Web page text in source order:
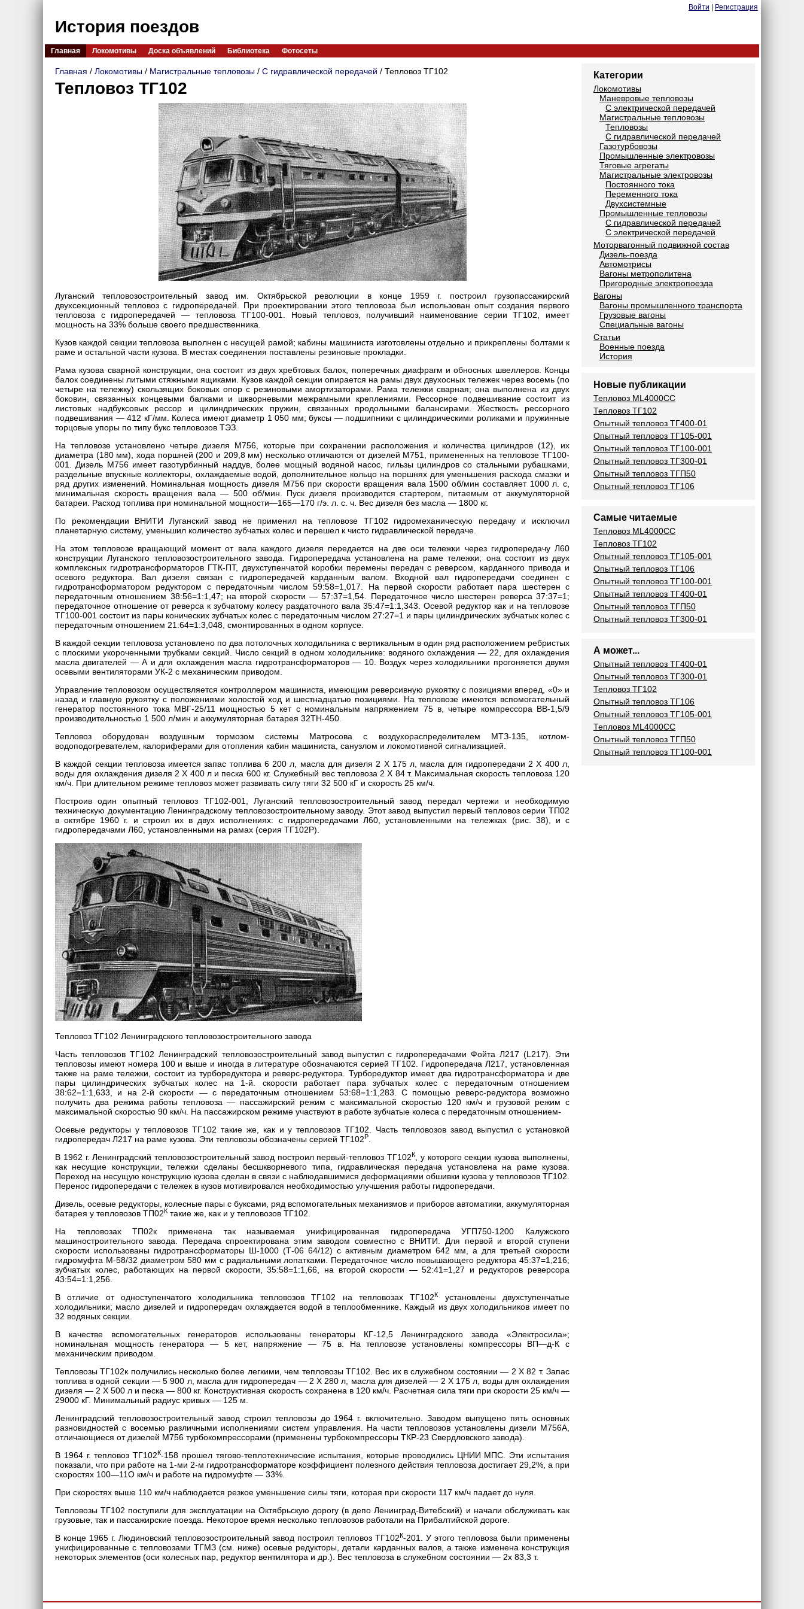
Войти Регистрация
История поездов
Главная Локомотивы Доска объявлений Библиотека Фотосеты
Главная / Локомотивы / Магистральные тепловозы / С гидравлической передачей / Тепловоз ТГ102
Тепловоз ТГ102
Луганский тепловозостроительный завод им. Октябрьской революции в конце 1959 г. построил грузопассажирский
двухсекционный тепловоз с гидропередачей. При проектировании этого тепловоза был использован опыт создания первого
тепловоза с гидропередачей — тепловоза ТГ100-001. Новый тепловоз, получивший наименование серии ТГ102, имеет
мощность на 33% больше своего предшественника.
Кузов каждой секции тепловоза выполнен с несущей рамой; кабины машиниста изготовлены отдельно и прикреплены болтами к
раме и остальной части кузова. В местах соединения поставлены резиновые прокладки.
Рама кузова сварной конструкции, она состоит из двух хребтовых балок, поперечных диафрагм и обносных швеллеров. Концы
балок соединены литыми стяжными ящиками. Кузов каждой секции опирается на рамы двух двухосных тележек через восемь (по
четыре на тележку) скользящих боковых опор с резиновыми амортизаторами. Рама тележки сварная; она выполнена из двух
боковин, связанных концевыми балками и шкворневыми межрамными креплениями. Рессорное подвешивание состоит из
листовых надбуксовых рессор и цилиндрических пружин, связанных продольными балансирами. Жесткость рессорного
подвешивания — 412 кГ/мм. Колеса имеют диаметр 1 050 мм; буксы — подшипники с цилиндрическими роликами и пружинные
торцовые упоры по типу букс тепловозов ТЭЗ.
На тепловозе установлено четыре дизеля М756, которые при сохранении расположения и количества цилиндров (12), их
диаметра (180 мм), хода поршней (200 и 209,8 мм) несколько отличаются от дизелей М751, примененных на тепловозе ТГ100-
001. Дизель М756 имеет газотурбинный наддув, более мощный водяной насос, гильзы цилиндров со стальными рубашками,
раздельные впускные коллекторы, охлаждаемые водой, дополнительное кольцо на поршнях для уменьшения расхода смазки и
ряд других изменений. Номинальная мощность дизеля М756 при скорости вращения вала 1500 об/мин составляет 1000 л. с,
минимальная скорость вращения вала — 500 об/мин. Пуск дизеля производится стартером, питаемым от аккумуляторной
батареи. Расход топлива при номинальной мощности—165—170 г/э. л. с. ч. Вес дизеля без масла — 1800 кг.
По рекомендации ВНИТИ Луганский завод не применил на тепловозе ТГ102 гидромеханическую передачу и исключил
планетарную систему, уменьшил количество зубчатых колес и перешел к чисто гидравлической передаче.
На этом тепловозе вращающий момент от вала каждого дизеля передается на две оси тележки через гидропередачу Л60
конструкции Луганского тепловозостроительного завода. Гидропередача установлена на раме тележки; она состоит из двух
комплексных гидротрансформаторов ГТК-ПТ, двухступенчатой коробки перемены передач с реверсом, карданного привода и
осевого редуктора. Вал дизеля связан с гидропередачей карданным валом. Входной вал гидропередачи соединен с
гидротрансформатором редуктором с передаточным числом 59:58=1,017. На первой скорости работает пара шестерен с
передаточным отношением 38:56=1:1,47; на второй скорости — 57:37=1,54. Передаточное число шестерен реверса 37:37=1;
передаточное отношение от реверса к зубчатому колесу раздаточного вала 35:47=1:1,343. Осевой редуктор как и на тепловозе
ТГ100-001 состоит из пары конических зубчатых колес с передаточным числом 27:27=1 и пары цилиндрических зубчатых колес с
передаточным отношением 21:64=1:3,048, смонтированных в одном корпусе.
В каждой секции тепловоза установлено по два потолочных холодильника с вертикальным в один ряд расположением ребристых
с плоскими укороченными трубками секций. Число секций в одном холодильнике: водяного охлаждения — 22, для охлаждения
масла двигателей — А и для охлаждения масла гидротрансформаторов — 10. Воздух через холодильники прогоняется двумя
осевыми вентиляторами УК-2 с механическим приводом.
Управление тепловозом осуществляется контроллером машиниста, имеющим реверсивную рукоятку с позициями вперед, «0» и
назад и главную рукоятку с положениями холостой ход и шестнадцатью позициями. На тепловозе имеются вспомогательный
генератор постоянного тока МВГ-25/11 мощностью 5 кет с номинальным напряжением 75 в, четыре компрессора ВВ-1,5/9
производительностью 1 500 л/мин и аккумуляторная батарея 32ТН-450.
Тепловоз оборудован воздушным тормозом системы Матросова с воздухораспределителем МТЗ-135, котлом-
водоподогревателем, калориферами для отопления кабин машиниста, санузлом и локомотивной сигнализацией.
В каждой секции тепловоза имеется запас топлива 6 200 л, масла для дизеля 2 X 175 л, масла для гидропередачи 2 X 400 л,
воды для охлаждения дизеля 2 X 400 л и песка 600 кг. Служебный вес тепловоза 2 X 84 т. Максимальная скорость тепловоза 120
км/ч. При длительном режиме тепловоз может развивать силу тяги 32 500 кГ и скорость 25 км/ч.
Построив один опытный тепловоз ТГ102-001, Луганский тепловозостроительный завод передал чертежи и необходимую
техническую документацию Ленинградскому тепловозостроительному заводу. Этот завод выпустил первый тепловоз серии ТП02
в октябре 1960 г. и строил их в двух исполнениях: с гидропередачами Л60, установленными на тележках (рис. 38), и с
гидропередачами Л60, установленными на рамах (серия ТГ102Р).
Тепловоз ТГ102 Ленинградского тепловозостроительного завода
Часть тепловозов ТГ102 Ленинградский тепловозостроительный завод выпустил с гидропередачами Фойта Л217 (L217). Эти
тепловозы имеют номера 100 и выше и иногда в литературе обозначаются серией ТГ102. Гидропередача Л217, установленная
также на раме тележки, состоит из турборедуктора и реверс-редуктора. Турборедуктор имеет два гидротрансформатора и две
пары цилиндрических зубчатых колес на 1-й. скорости работает пара зубчатых колес с передаточным отношением
38:62=1:1,633, и на 2-й скорости — с передаточным отношением 53:68=1:1,283. С помощью реверс-редуктора возможно
получить два режима работы тепловоза — пассажирский режим с максимальной скоростью 120 км/ч и грузовой режим с
максимальной скоростью 90 км/ч. На пассажирском режиме участвуют в работе зубчатые колеса с передаточным отношением-
Осевые редукторы у тепловозов ТГ102 такие же, как и у тепловозов ТГ102. Часть тепловозов завод выпустил с установкой
гидропередач Л217 на раме кузова. Эти тепловозы обозначены серией ТГ102Р.
В 1962 г. Ленинградский тепловозостроительный завод построил первый-тепловоз ТГ102К, у которого секции кузова выполнены,
как несущие конструкции, тележки сделаны бесшкворневого типа, гидравлическая передача установлена на раме кузова.
Переход на несущую конструкцию кузова сделан в связи с наблюдавшимися деформациями обшивки кузова у тепловозов ТГ102.
Перенос гидропередачи с тележек в кузов мотивировался необходимостью улучшения работы гидропередачи.
Дизель, осевые редукторы, колесные пары с буксами, ряд вспомогательных механизмов и приборов автоматики, аккумуляторная
батарея у тепловозов ТП02Ктакие же, как и у тепловозов ТГ102.
На тепловозах ТП02к применена так называемая унифицированная гидропередача УГП750-1200 Калужского
машиностроительного завода. Передача спроектирована этим заводом совместно с ВНИТИ. Для первой и второй ступени
скорости использованы гидротрансформаторы Ш-1000 (Т-06 64/12) с активным диаметром 642 мм, а для третьей скорости
гидромуфта М-58/32 диаметром 580 мм с радиальными лопатками. Передаточное число повышающего редуктора 45:37=1,216;
зубчатых колес, работающих на первой скорости, 35:58=1:1,66, на второй скорости — 52:41=1,27 и редукторов реверсора
43:54=1:1,256.
В отличие от одноступенчатого холодильника тепловозов ТГ102 на тепловозах ТГ102Кустановлены двухступенчатые
холодильники; масло дизелей и гидропередач охлаждается водой в теплообменнике. Каждый из двух холодильников имеет по
32 водяных секции.
В качестве вспомогательных генераторов использованы генераторы КГ-12,5 Ленинградского завода «Электросила»;
номинальная мощность генератора — 5 кет, напряжение — 75 в. На тепловозе установлены компрессоры ВП—д-К с
механическим приводом.
Тепловозы ТГ102к получились несколько более легкими, чем тепловозы ТГ102. Вес их в служебном состоянии — 2 X 82 т. Запас
топлива в одной секции — 5 900 л, масла для гидропередач — 2 X 280 л, масла для дизелей — 2 X 175 л, воды для охлаждения
дизеля — 2 X 500 л и песка — 800 кг. Конструктивная скорость сохранена в 120 км/ч. Расчетная сила тяги при скорости 25 км/ч —
29000 кГ. Минимальный радиус кривых — 125 м.
Ленинградский тепловозостроительный завод строил тепловозы до 1964 г. включительно. Заводом выпущено пять основных
разновидностей с восемью различными исполнениями систем управления. На части тепловозов установлены дизели М756А,
отличающиеся от дизелей М756 турбокомпрессорами (применены турбокомпрессоры ТКР-23 Свердловского завода).
В 1964 г. тепловоз ТГ102К-158 прошел тягово-теплотехнические испытания, которые проводились ЦНИИ МПС. Эти испытания
показали, что при работе на 1-ми 2-м гидротрансформаторе коэффициент полезного действия тепловоза достигает 29,2%, а при
скоростях 100—11О км/ч и работе на гидромуфте — 33%.
При скоростях выше 110 км/ч наблюдается резкое уменьшение силы тяги, которая при скорости 117 км/ч падает до нуля.
Тепловозы ТГ102 поступили для эксплуатации на Октябрьскую дорогу (в депо Ленинград-Витебский) и начали обслуживать как
грузовые, так и пассажирские поезда. Некоторое время несколько тепловозов работали на Прибалтийской дороге.
В конце 1965 г. Людиновский тепловозостроительный завод построил тепловоз ТГ102К-201. У этого тепловоза были применены
унифицированные с тепловозами ТГМЗ (см. ниже) осевые редукторы, детали карданных валов, а также изменена конструкция
некоторых элементов (оси колесных пар, редуктор вентилятора и др.). Вес тепловоза в служебном состоянии — 2х 83,3 т.
Категории
Локомотивы
Маневровые тепловозы
С электрической передачей
Магистральные тепловозы
Тепловозы
С гидравлической передачей
Газотурбовозы
Промышленные электровозы
Тяговые агрегаты
Магистральные электровозы
Постоянного тока
Переменного тока
Двухсистемные
Промышленные тепловозы
С гидравлической передачей
С электрической передачей
Моторвагонный подвижной состав
Дизель-поезда
Автомотрисы
Вагоны метрополитена
Пригородные электропоезда
Вагоны
Вагоны промышленного транспорта
Грузовые вагоны
Специальные вагоны
Статьи
Военные поезда
История
Новые публикации
Тепловоз ML4000CC
Тепловоз ТГ102
Опытный тепловоз ТГ400-01
Опытный тепловоз ТГ105-001
Опытный тепловоз ТГ100-001
Опытный тепловоз ТГ300-01
Опытный тепловоз ТГП50
Опытный тепловоз ТГ106
Самые читаемые
Тепловоз ML4000CC
Тепловоз ТГ102
Опытный тепловоз ТГ105-001
Опытный тепловоз ТГ106
Опытный тепловоз ТГ100-001
Опытный тепловоз ТГ400-01
Опытный тепловоз ТГП50
Опытный тепловоз ТГ300-01
А может...
Опытный тепловоз ТГ400-01
Опытный тепловоз ТГ300-01
Тепловоз ТГ102
Опытный тепловоз ТГ106
Опытный тепловоз ТГ105-001
Тепловоз ML4000CC
Опытный тепловоз ТГП50
Опытный тепловоз ТГ100-001